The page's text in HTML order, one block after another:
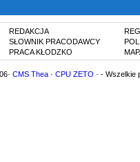
REDAKCJA
SŁOWNIK PRACODAWCY
PRACA KŁODZKO
CMS Thea · CPU ZETO · - Wszelkie